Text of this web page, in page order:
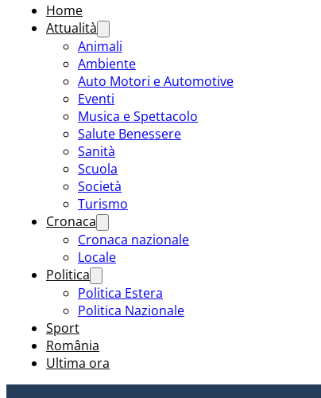
Home
Attualità
Animali
Ambiente
Auto Motori e Automotive
Eventi
Musica e Spettacolo
Salute Benessere
Sanità
Scuola
Società
Turismo
Cronaca
Cronaca nazionale
Locale
Politica
Politica Estera
Politica Nazionale
Sport
România
Ultima ora